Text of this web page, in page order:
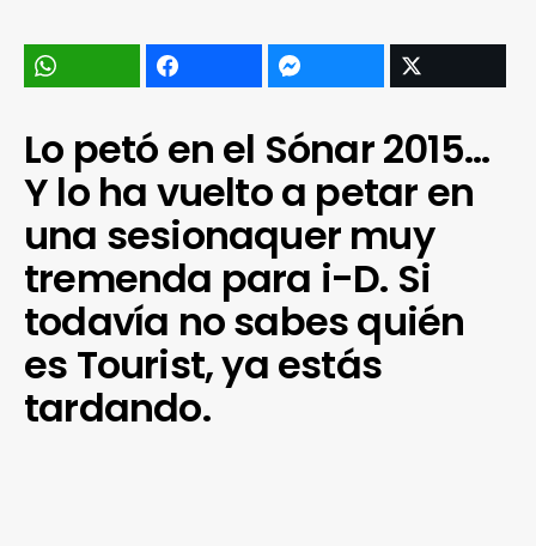
Lo petó en el Sónar 2015…
Y lo ha vuelto a petar en
una sesionaquer muy
tremenda para i-D. Si
todavía no sabes quién
es Tourist, ya estás
tardando.